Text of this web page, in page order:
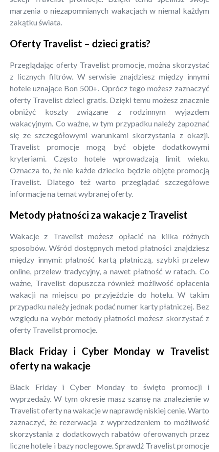
marzenia o niezapomnianych wakacjach w niemal każdym
zakątku świata.
Oferty Travelist – dzieci gratis?
Przeglądając oferty Travelist promocje, można skorzystać
z licznych filtrów. W serwisie znajdziesz między innymi
hotele uznające Bon 500+. Oprócz tego możesz zaznaczyć
oferty Travelist dzieci gratis. Dzięki temu możesz znacznie
obniżyć koszty związane z rodzinnym wyjazdem
wakacyjnym. Co ważne, w tym przypadku należy zapoznać
się ze szczegółowymi warunkami skorzystania z okazji.
Travelist promocje mogą być objęte dodatkowymi
kryteriami. Często hotele wprowadzają limit wieku.
Oznacza to, że nie każde dziecko będzie objęte promocją
Travelist. Dlatego też warto przeglądać szczegółowe
informacje na temat wybranej oferty.
Metody płatności za wakacje z Travelist
Wakacje z Travelist możesz opłacić na kilka różnych
sposobów. Wśród dostępnych metod płatności znajdziesz
między innymi: płatność kartą płatniczą, szybki przelew
online, przelew tradycyjny, a nawet płatność w ratach. Co
ważne, Travelist dopuszcza również możliwość opłacenia
wakacji na miejscu po przyjeździe do hotelu. W takim
przypadku należy jednak podać numer karty płatniczej. Bez
względu na wybór metody płatności możesz skorzystać z
oferty Travelist promocje.
Black Friday i Cyber Monday w Travelist
oferty na wakacje
Black Friday i Cyber Monday to święto promocji i
wyprzedaży. W tym okresie masz szansę na znalezienie w
Travelist oferty na wakacje w naprawdę niskiej cenie. Warto
zaznaczyć, że rezerwacja z wyprzedzeniem to możliwość
skorzystania z dodatkowych rabatów oferowanych przez
liczne hotele i bazy noclegowe. Sprawdź Travelist promocje